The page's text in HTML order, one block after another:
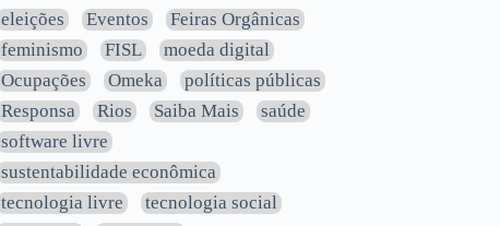
eleições
Eventos
Feiras Orgânicas
feminismo
FISL
moeda digital
Ocupações
Omeka
políticas públicas
Responsa
Rios Saiba Mais
saúde
software livre
sustentabilidade econômica
tecnologia livre
tecnologia social